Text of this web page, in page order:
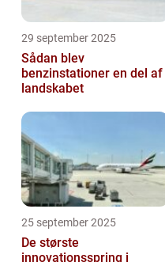
29 september 2025
Sådan blev
benzinstationer en del af
landskabet
25 september 2025
De største
innovationsspring i